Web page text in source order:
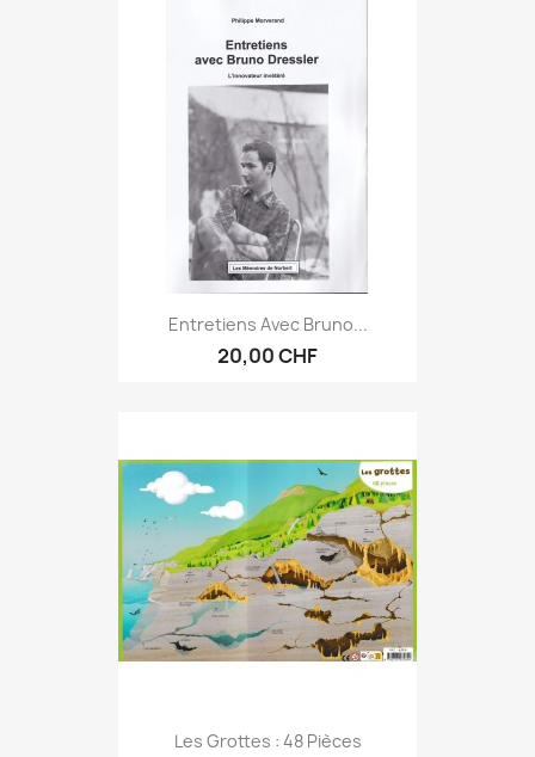
Entretiens Avec Bruno...
20,00 CHF
Les Grottes : 48 Pièces